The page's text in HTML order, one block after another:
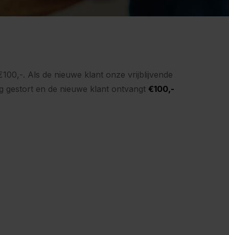
. Als de nieuwe klant onze vrijblijvende
gestort en de nieuwe klant ontvangt €100,-